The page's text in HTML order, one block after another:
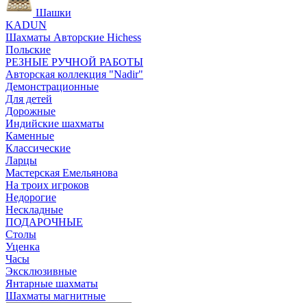
Шашки
KADUN
Шахматы Авторские Hichess
Польские
РЕЗНЫЕ РУЧНОЙ РАБОТЫ
Авторская коллекция "Nadir"
Демонстрационные
Для детей
Дорожные
Индийские шахматы
Каменные
Классические
Ларцы
Мастерская Емельянова
На троих игроков
Недорогие
Нескладные
ПОДАРОЧНЫЕ
Столы
Уценка
Часы
Эксклюзивные
Янтарные шахматы
Шахматы магнитные